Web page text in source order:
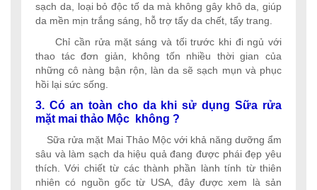
sạch da, loại bỏ độc tố da mà không gây khô da, giúp
da mền mịn trắng sáng, hỗ trợ tẩy da chết, tẩy trang.
Chỉ cần rửa mặt sáng và tối trước khi đi ngủ với
thao tác đơn giản, không tốn nhiều thời gian của
những cô nàng bận rộn, làn da sẽ sạch mụn và phục
hồi lại sức sống.
3. Có an toàn cho da khi sử dụng Sữa rửa
mặt mai thảo Mộc không ?
Sữa rửa mặt Mai Thảo Mộc với khả năng dưỡng ẩm
sâu và làm sạch da hiệu quả đang được phái đẹp yêu
thích. Với chiết từ các thành phần lành tính từ thiên
nhiên có nguồn gốc từ USA, đây được xem là sản